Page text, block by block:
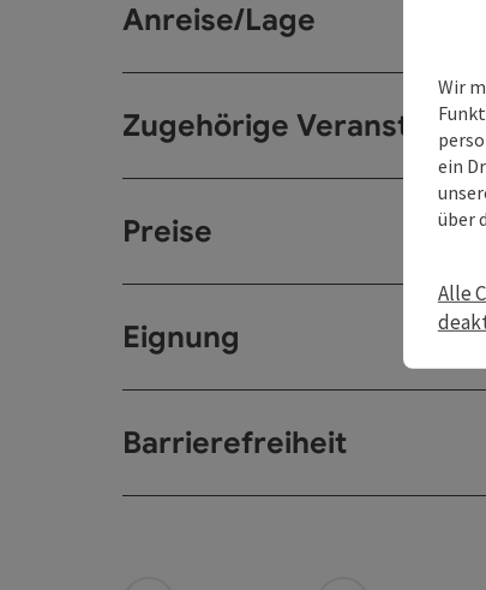
Anreise/Lage
Zugehörige
Preise
Eignung
Barrierefreiheit
Wir
ein
über
Alle